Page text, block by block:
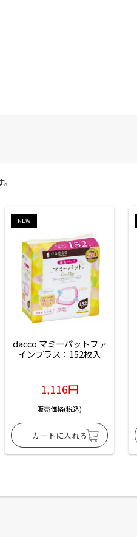
NEW
dacco マミーパットファ
インプラス：152枚入
1,116円
販売価格(税込)